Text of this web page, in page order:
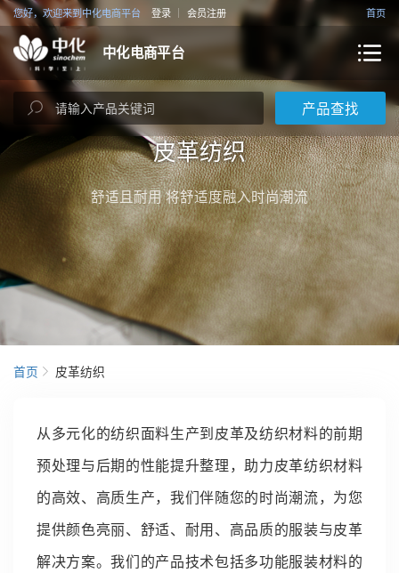
首页
您好，欢迎来到中化电商平台 登录 会员注册
中化电商平台
产品查找
皮革纺织
舒适且耐用 将舒适度融入时尚潮流
首页 皮革纺织
从多元化的纺织面料生产到皮革及纺织材料的前期
预处理与后期的性能提升整理，助力皮革纺织材料
的高效、高质生产，我们伴随您的时尚潮流，为您
提供颜色亮丽、舒适、耐用、高品质的服装与皮革
解决方案。我们的产品技术包括多功能服装材料的